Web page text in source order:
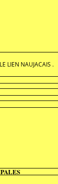
LE LIEN NAUJACAIS .